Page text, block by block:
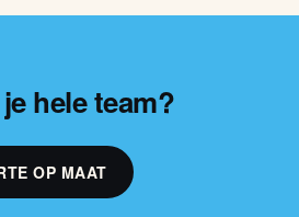
hele team?
OP MAAT